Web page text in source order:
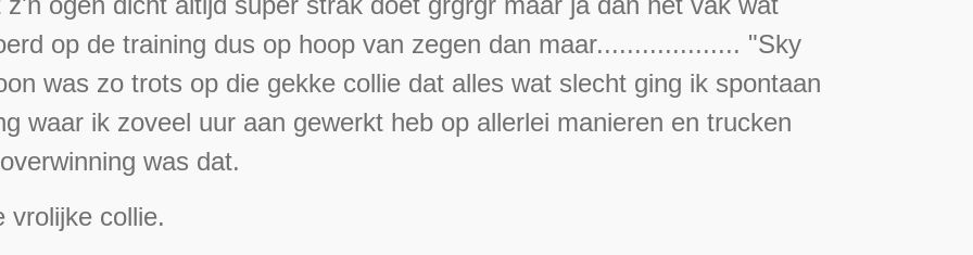
op de training dus op hoop van zegen dan maar................... "Sky
was zo trots op die gekke collie dat alles wat slecht ging ik spontaan
waar ik zoveel uur aan gewerkt heb op allerlei manieren en trucken
was dat.
vrolijke collie.